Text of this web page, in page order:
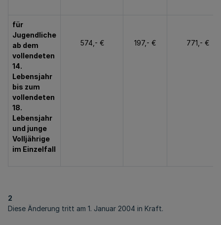
für
Jugendliche
ab dem
vollendeten
14.
Lebensjahr
bis zum
vollendeten
18.
Lebensjahr
und junge
Volljährige
im Einzelfall
574,- € 197,- € 771,- €
2
Diese Änderung tritt am 1. Januar 2004 in Kraft.